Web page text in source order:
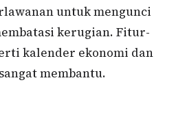
untuk mengunci
kerugian. Fitur-
kalender ekonomi dan
membantu.